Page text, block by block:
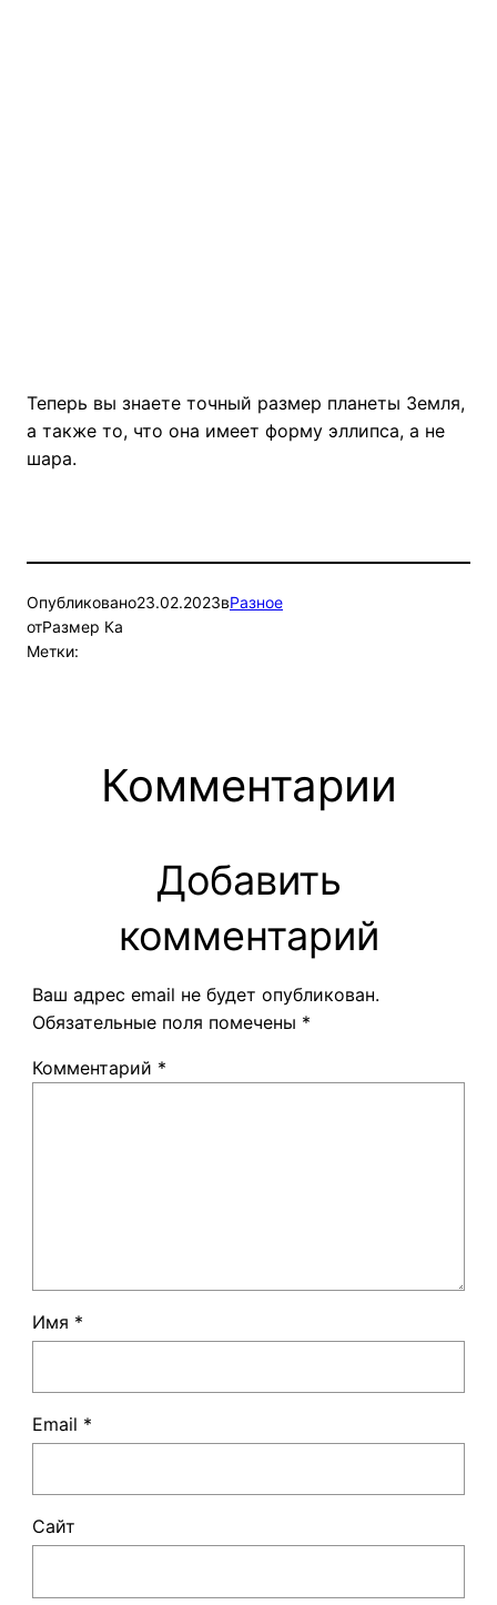
Теперь вы знаете точный размер планеты Земля,
а также то, что она имеет форму эллипса, а не
шара.
Опубликовано23.02.2023вРазное
отРазмер Ка
Метки:
Комментарии
Добавить
комментарий
Ваш адрес email не будет опубликован.
Обязательные поля помечены *
Комментарий *
Имя *
Email *
Сайт